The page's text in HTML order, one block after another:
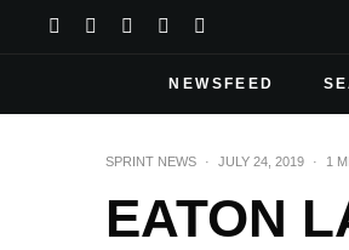
NEWSFEED
SPRINT NEWS · JULY 24, 2019 · 1
EATON